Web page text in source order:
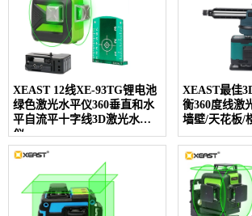
XEAST 12线XE-93TG锂电池
绿色激光水平仪360垂直和水
平自流平十字线3D激光水平
仪
XEAST最佳
衡360度线激
墙壁/天花板/